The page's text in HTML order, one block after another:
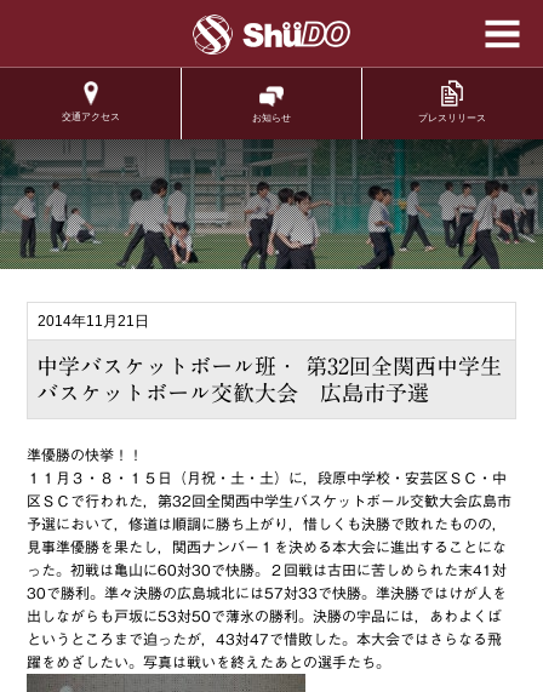
学校法人修道学園 修
交通アクセス お知らせ プレスリリース
.
2014年11月21日
中学バスケットボール班・ 第32回全関西中学生
バスケットボール交歓大会 広島市予選
準優勝の快挙！！
１１月３・８・１５日（月祝・土・土）に，段原中学校・安芸区ＳＣ・中
区ＳＣで行われた，第32回全関西中学生バスケットボール交歓大会広島市
予選において，修道は順調に勝ち上がり，惜しくも決勝で敗れたものの，
見事準優勝を果たし，関西ナンバー１を決める本大会に進出することにな
った。初戦は亀山に60対30で快勝。２回戦は古田に苦しめられた末41対
30で勝利。準々決勝の広島城北には57対33で快勝。準決勝ではけが人を
出しながらも戸坂に53対50で薄氷の勝利。決勝の宇品には，あわよくば
というところまで迫ったが，43対47で惜敗した。本大会ではさらなる飛
躍をめざしたい。写真は戦いを終えたあとの選手たち。